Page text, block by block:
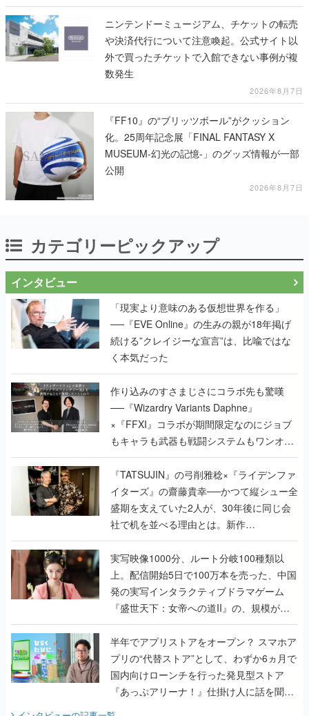
ニンテンドーミュージアム、チケットの転売
や決済代行について注意喚起。公式サイト以
外で買ったチケットで入館できない事例が複
数発生
2026年8月7日
『FF10』の“ブリッツボール”がクッション
化。25周年記念展「FINAL FANTASY X
MUSEUM-幻光の記憶-」のグッズ情報が一部
公開
2026年8月7日
カテゴリーピックアップ
インタビュー
「現実より意味のある仮想世界を作る」
──『EVE Online』の生みの親が18年掲げ
続ける”クレイジーな宣言”は、比喩ではな
く本気だった
作り込みのすさまじさにコラボ先も驚嘆
──『Wizardry Variants Daphne』
×『FFXI』コラボが期間限定なのにジョブ
もキャラも武器も戦闘システムもワンオフ
で作り込まれた理由を両ディレクターに聞
く
『TATSUJIN』の弓削雅稔×『ライデンファ
イターズ』の齋藤貴幸──かつて縦シュー全
盛期を支えていた2人が、30年後に同じ会
社で机を並べる理由とは。新作
『TATSUJIN EXTREME』で初タッグを組
んだレジェンド2人に訊く開発秘話
実写映像1000分、ルート分岐100種類以
上。配信開始5日で100万本を売った、中国
発の実写インタラクティブドラマゲーム
『盛世天下：女帝への道II』の、規模が違
うこだわりをプロデューサーに聞いた
半年でアプリストアをオープン？ スマホア
プリの“代替ストア”として、わずか6ヵ月で
国内向けローンチを行った発見型ストア
『あっぷアリーナ！』仕掛け人に話を聞い